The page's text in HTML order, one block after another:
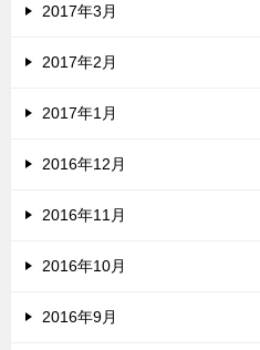
2017年3月
2017年2月
2017年1月
2016年12月
2016年11月
2016年10月
2016年9月